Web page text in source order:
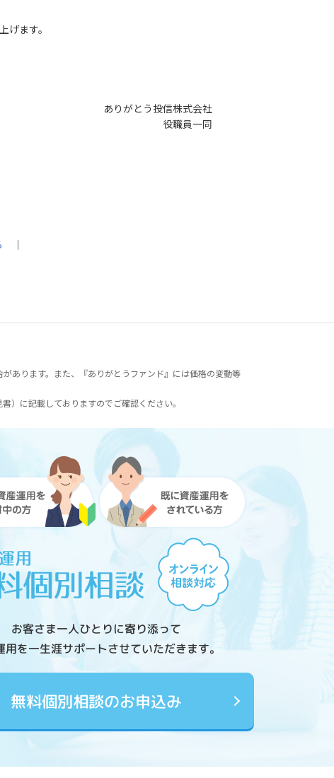
ます。
ありがとう投信株式会社
役職員一同
｜
あります。また、『ありがとうファンド』には価格の変動等
）に記載しておりますのでご確認ください。
お客さま一人ひとりに寄り添って
用を一生涯サポートさせていただきます。
無料個別相談のお申込み